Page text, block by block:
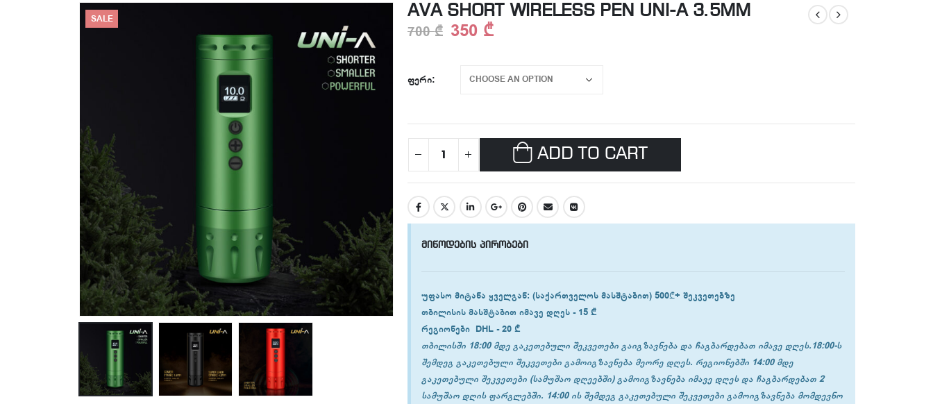
SALE AVA SHORT WIRELESS PEN UNI-A 3.5MM
700₾ 350 ₾
ᲤᲔᲠᲘ
ADD TO CART
მიწოდების პირობები
უფასო მიტანა ყველგან: (საქართველოს მასშტაბით) 500₾+ შეკვეთებზე
თბილისისმასშტაბით იმავე დღეს -15 ₾
რეგიონებიDHL -20 ₾
თბილისში 18:00 მდე გაკეთებული შეკვეთები გაიგზავნება და ჩაგბარდებათ იმავე დღეს.18:00-ს
შემდეგ გაკეთებული შეკვეთები გამოიგზავნება მეორე დღეს. რეგიონებში 14:00 მდე
გაკეთებული შეკვეთები (სამუშაო დღეებში) გამოიგზავნება იმავე დღეს და ჩაგბარდებათ 2
სამუშაო დღის ფარგლებში. 14:00 ის შემდეგ გაკეთებული შეკვეთები გამოიგზავნება მომდევნო